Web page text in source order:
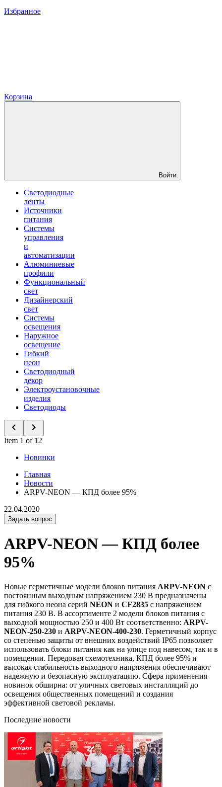
Избранное
Корзина
Войти
Светодиодные
ленты
Источники
питания
Системы
управления
и
автоматизации
Алюминиевые
профили
Функциональный
свет
Дизайнерский
свет
Системы
освещения
Наружное
освещение
Гибкий
неон
Светодиодный
декор
Электроустановочные
изделия
Светодиоды
Item 1 of 12
Новинки
Главная
Новости
ARPV-NEON — КПД более 95%
22.04.2020
Задать вопрос
ARPV-NEON — КПД более
95%
Новые герметичные модели блоков питания ARPV-NEON с
постоянным выходным напряжением 230 В предназначены
для гибкого неона серий NEON и CF2835 с напряжением
питания 230 В. В ассортименте 2 модели блоков питания с
выходной мощностью 250 и 400 Вт соответственно: ARPV-
NEON-250-230 и ARPV-NEON-400-230. Герметичный корпус
со степенью защиты от внешних воздействий IP65 позволяет
использовать блоки питания как на улице под навесом, так и в
помещении. Передовая схемотехника, КПД более 95% и
высокая стабильность выходного напряжения обеспечивают
надежную и безопасную эксплуатацию. Сфера применения
новинок обширна: от уличных световых инсталляций до
освещения общественных помещений и создания
эффективной световой рекламы.
Последние новости